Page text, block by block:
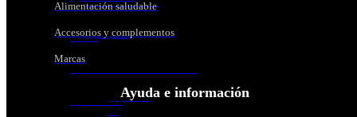
Siropes
Y
Material
de
AMIX
LIFE PRO
Alimentación saludable
Accesorios y complementos
Marcas
Ayuda e información